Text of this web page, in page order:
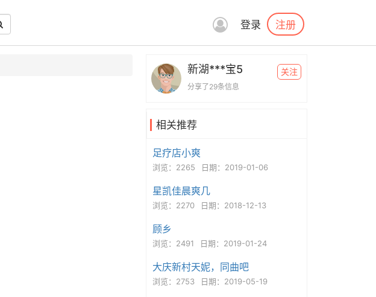
登录 注册
新湖***宝5
分享了29条信息
关注
相关推荐
足疗店小爽
浏览：2265 日期：2019-01-06
星凯佳晨爽几
浏览：2270 日期：2018-12-13
顾乡
浏览：2491 日期：2019-01-24
大庆新村天妮，同曲吧
浏览：2753 日期：2019-05-19